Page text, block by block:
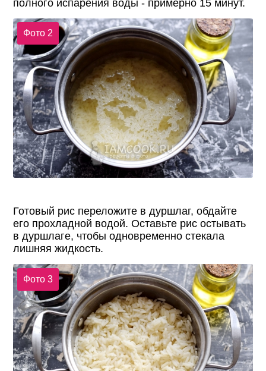
полного испарения воды - примерно 15 минут.
Фото 2
Готовый рис переложите в дуршлаг, обдайте
его прохладной водой. Оставьте рис остывать
в дуршлаге, чтобы одновременно стекала
лишняя жидкость.
Фото 3